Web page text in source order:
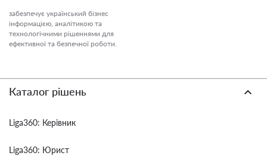
забезпечує український бізнес
інформацією, аналітикою та
технологічними рішеннями для
ефективної та безпечної роботи.
Каталог рішень
Liga360: Керівник
Liga360: Юрист